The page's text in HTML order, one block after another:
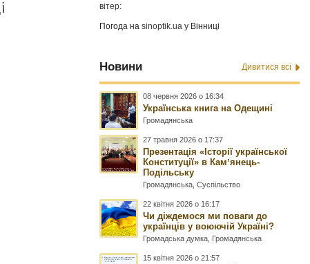
вітер:
Погода наsinoptik.ua у Вінниці
Новини Дивитися всі
08 червня 2026 о 16:34
Українська книга на Одещині
Громадянська
27 травня 2026 о 17:37
Презентація «Історії української
Конституції» в Камʼянець-
Подільську
Громадянська ,Суспільство
22 квітня 2026 о 16:17
Чи діждемося ми поваги до
українців у воюючій Україні?
Громадська думка Громадянська
15 квітня 2026 о 21:57